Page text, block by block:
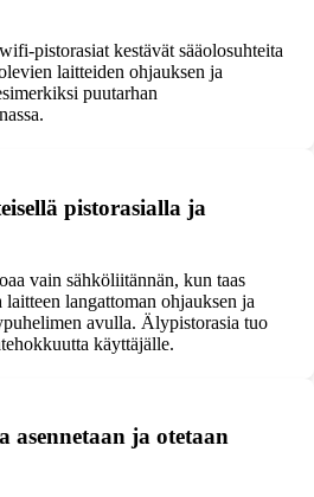
pistorasiat kestävät sääolosuhteita
laitteiden ohjauksen ja
puutarhan
pistorasialla ja
vain sähköliitännän, kun taas
langattoman ohjauksen ja
avulla. Älypistorasia tuo
käyttäjälle.
asennetaan ja otetaan